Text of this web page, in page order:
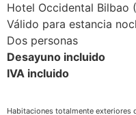
Hotel Occidental Bilbao
Válido para estancia
Dos personas
Desayuno incluido
IVA incluido
Habitaciones totalmente exteriores